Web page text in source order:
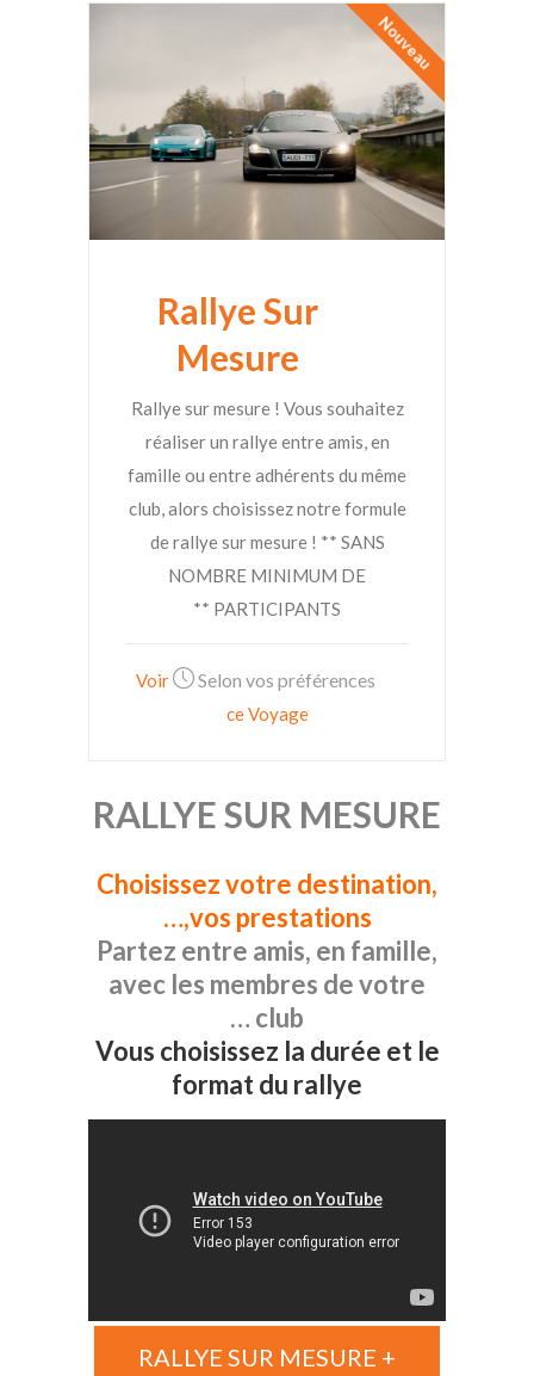
Nouveau
Rallye Sur
Mesure
Rallye sur mesure ! Vous souhaitez
réaliser un rallye entre amis, en
famille ou entre adhérents du même
club, alors choisissez notre formule
de rallye sur mesure ! ** SANS
NOMBRE MINIMUM DE
PARTICIPANTS **
Selon vos préférences
Voir
ce Voyage
RALLYE SUR MESURE
Choisissez votre destination,
vos prestations,…
Partez entre amis, en famille,
avec les membres de votre
club …
Vous choisissez la durée et le
format du rallye
RALLYE SUR MESURE +